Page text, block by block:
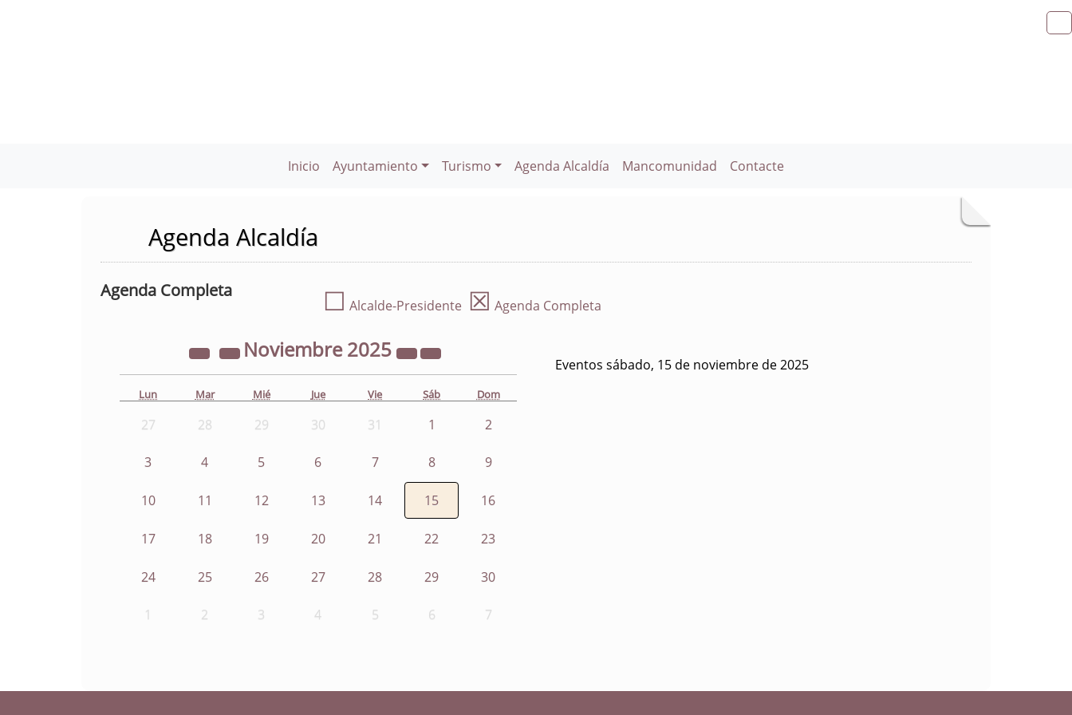
Inicio Ayuntamiento Turismo Agenda Alcaldía Mancomunidad Contacte
Agenda Alcaldía
Agenda Completa ☐ Alcalde-Presidente ☒ Agenda Completa
Noviembre2025
Lun Mar Mié Jue Vie Sáb Dom
27 28 29 30 31 1 2
3 4 5 6 7 8 9
10 11 12 13 14 15 16
17 18 19 20 21 22 23
24 25 26 27 28 29 30
1 2 3 4 5 6 7
Eventos sábado, 15 de noviembre de 2025